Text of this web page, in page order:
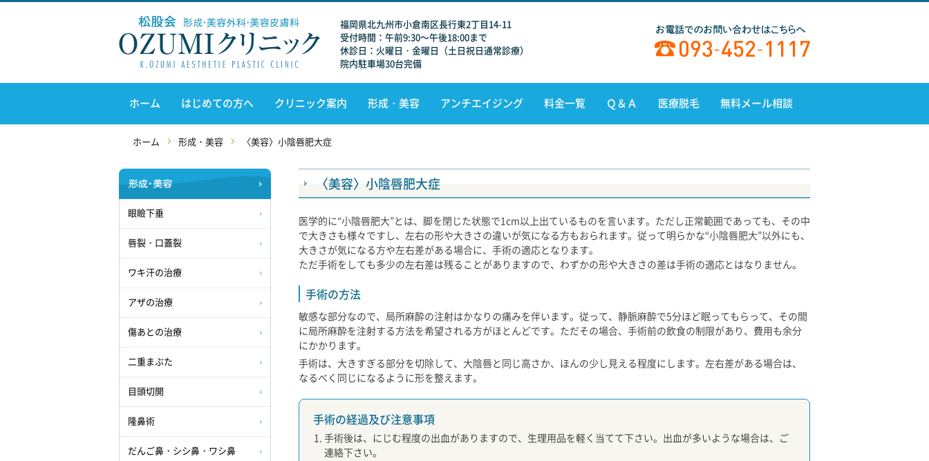
福岡県北九州市小倉南区長行東2丁目14-11
受付時間：午前9:30～午後18:00まで
休診日：火曜日・金曜日（土日祝日通常診療）
院内駐車場30台完備
ホーム はじめての方へ クリニック案内 形成・美容 アンチエイジング 料金一覧 Ｑ＆Ａ 医療脱毛 無料メール相談
ホーム 形成・美容 〈美容〉小陰唇肥大症
〈美容〉小陰唇肥大症
医学的に“小陰唇肥大”とは、脚を閉じた状態で1cm以上出ているものを言います。ただし正常範囲であっても、その中
で大きさも様々ですし、左右の形や大きさの違いが気になる方もおられます。従って明らかな“小陰唇肥大”以外にも、
大きさが気になる方や左右差がある場合に、手術の適応となります。
ただ手術をしても多少の左右差は残ることがありますので、わずかの形や大きさの差は手術の適応とはなりません。
手術の方法
敏感な部分なので、局所麻酔の注射はかなりの痛みを伴います。従って、静脈麻酔で5分ほど眠ってもらって、その間
に局所麻酔を注射する方法を希望される方がほとんどです。ただその場合、手術前の飲食の制限があり、費用も余分
にかかります。
手術は、大きすぎる部分を切除して、大陰唇と同じ高さか、ほんの少し見える程度にします。左右差がある場合は、
なるべく同じになるように形を整えます。
手術の経過及び注意事項
手術後は、にじむ程度の出血がありますので、生理用品を軽く当てて下さい。出血が多いような場合は、ご
連絡下さい。
眼瞼下垂
唇裂・口蓋裂
ワキ汗の治療
アザの治療
傷あとの治療
二重まぶた
目頭切開
隆鼻術
だんご鼻・シシ鼻・ワシ鼻